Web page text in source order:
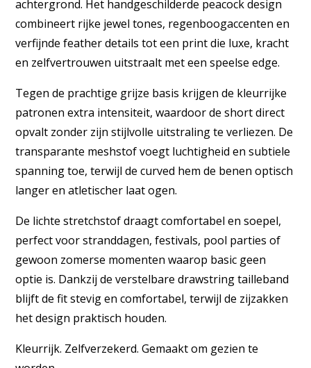
achtergrond. Het handgeschilderde peacock design
combineert rijke jewel tones, regenboogaccenten en
verfijnde feather details tot een print die luxe, kracht
en zelfvertrouwen uitstraalt met een speelse edge.
Tegen de prachtige grijze basis krijgen de kleurrijke
patronen extra intensiteit, waardoor de short direct
opvalt zonder zijn stijlvolle uitstraling te verliezen. De
transparante meshstof voegt luchtigheid en subtiele
spanning toe, terwijl de curved hem de benen optisch
langer en atletischer laat ogen.
De lichte stretchstof draagt comfortabel en soepel,
perfect voor stranddagen, festivals, pool parties of
gewoon zomerse momenten waarop basic geen
optie is. Dankzij de verstelbare drawstring tailleband
blijft de fit stevig en comfortabel, terwijl de zijzakken
het design praktisch houden.
Kleurrijk. Zelfverzekerd. Gemaakt om gezien te